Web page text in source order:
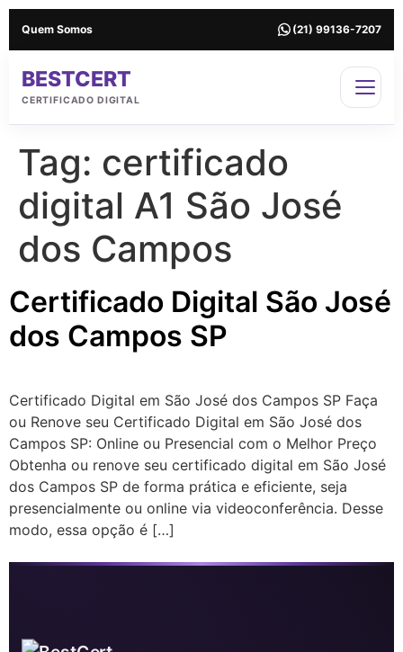
Quem Somos (21) 99136-7207
BESTCERT
CERTIFICADO DIGITAL
Tag: certificado
digital A1 São José
dos Campos
Certificado Digital São José
dos Campos SP
Certificado Digital em São José dos Campos SP Faça
ou Renove seu Certificado Digital em São José dos
Campos SP: Online ou Presencial com o Melhor Preço
Obtenha ou renove seu certificado digital em São José
dos Campos SP de forma prática e eficiente, seja
presencialmente ou online via videoconferência. Desse
modo, essa opção é […]